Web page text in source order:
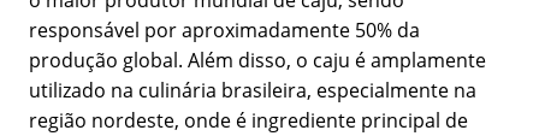
responsável por aproximadamente 50% da
produção global. Além disso, o caju é amplamente
utilizado na culinária brasileira, especialmente na
região nordeste, onde é ingrediente principal de